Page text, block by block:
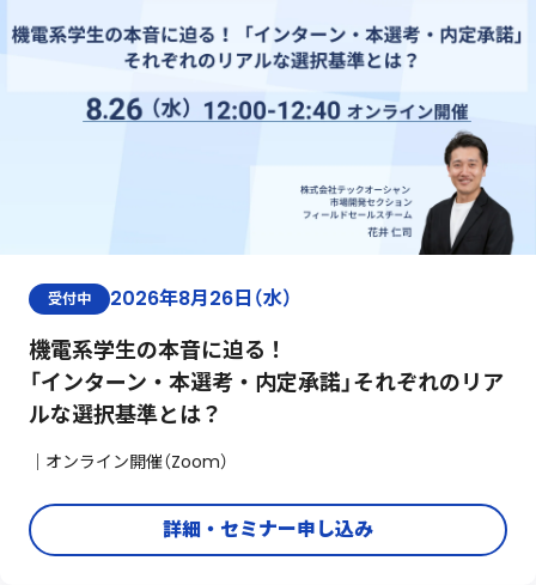
受付中 2026年8月26日（水）
機電系学生の本音に迫る！
「インターン・本選考・内定承諾」それぞれのリア
ルな選択基準とは？
｜オンライン開催（Zoom）
詳細・セミナー申し込み